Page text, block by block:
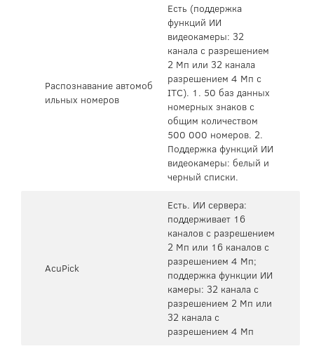
Распознавание автомоб
ильных номеров
Есть (поддержка
функций ИИ
видеокамеры: 32
канала с разрешением
2 Мп или 32 канала
разрешением 4 Мп c
ITC). 1. 50 баз данных
номерных знаков с
общим количеством
500 000 номеров. 2.
Поддержка функций ИИ
видеокамеры: белый и
черный списки.
AcuPick
Есть. ИИ сервера:
поддерживает 16
каналов с разрешением
2 Мп или 16 каналов с
разрешением 4 Мп;
поддержка функции ИИ
камеры: 32 канала с
разрешением 2 Мп или
32 канала с
разрешением 4 Мп